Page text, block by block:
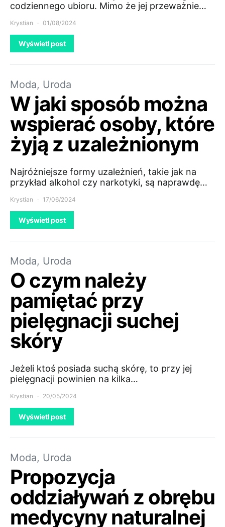
codziennego ubioru. Mimo że jej przeważnie…
Krystian 01/08/2024
Wyświetl post
Moda, Uroda
W jaki sposób można
wspierać osoby, które
żyją z uzależnionym
Najróżniejsze formy uzależnień, takie jak na
przykład alkohol czy narkotyki, są naprawdę…
Krystian 17/06/2024
Wyświetl post
Moda, Uroda
O czym należy
pamiętać przy
pielęgnacji suchej
skóry
Jeżeli ktoś posiada suchą skórę, to przy jej
pielęgnacji powinien na kilka…
Krystian 20/05/2024
Wyświetl post
Moda, Uroda
Propozycja
oddziaływań z obrębu
medycyny naturalnej